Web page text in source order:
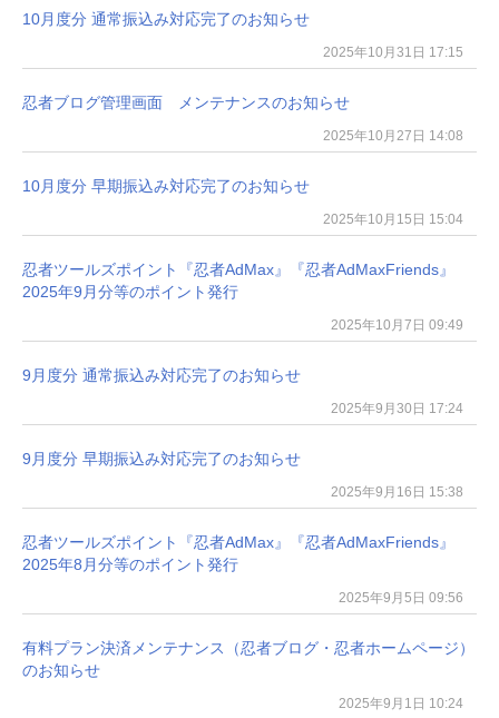
10月度分 通常振込み対応完了のお知らせ
2025年10月31日 17:15
忍者ブログ管理画面 メンテナンスのお知らせ
2025年10月27日 14:08
10月度分 早期振込み対応完了のお知らせ
2025年10月15日 15:04
忍者ツールズポイント『忍者AdMax』『忍者AdMaxFriends』
2025年9月分等のポイント発行
2025年10月7日 09:49
9月度分 通常振込み対応完了のお知らせ
2025年9月30日 17:24
9月度分 早期振込み対応完了のお知らせ
2025年9月16日 15:38
忍者ツールズポイント『忍者AdMax』『忍者AdMaxFriends』
2025年8月分等のポイント発行
2025年9月5日 09:56
有料プラン決済メンテナンス（忍者ブログ・忍者ホームページ）
のお知らせ
2025年9月1日 10:24